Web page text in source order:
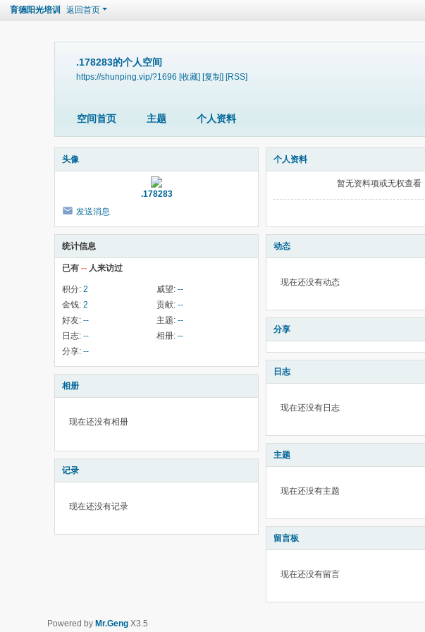
育德阳光培训 返回首页
.178283的个人空间
https://shunping.vip/?1696 [收藏] [复制] [RSS]
空间首页 主题 个人资料
头像
.178283
发送消息
统计信息
已有 -- 人来访过
积分: 2 威望: --
金钱: 2 贡献: --
好友: -- 主题: --
日志: -- 相册: --
分享: --
相册
现在还没有相册
记录
现在还没有记录
个人资料
暂无资料项或无权查看
动态
现在还没有动态
分享
日志
现在还没有日志
主题
现在还没有主题
留言板
现在还没有留言
Powered by Mr.Geng X3.5